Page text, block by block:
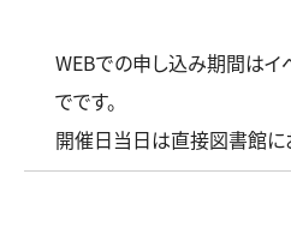
WEBでの申し込み期間は
でです。
開催日当日は直接図書館に